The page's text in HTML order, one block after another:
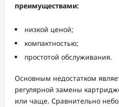
преимуществами:
низкой ценой;
компактностью;
простотой обслуживания.
Основным недостатком
регулярной замены
или чаще. Сравнительно